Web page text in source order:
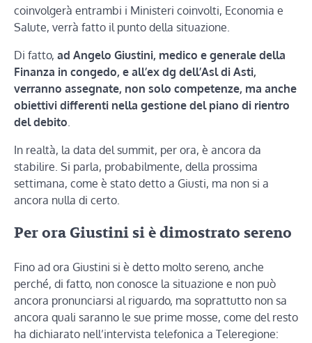
coinvolgerà entrambi i Ministeri coinvolti, Economia e
Salute, verrà fatto il punto della situazione.
Di fatto, ad Angelo Giustini, medico e generale della
Finanza in congedo, e all’ex dg dell’Asl di Asti,
verranno assegnate, non solo competenze, ma anche
obiettivi differenti nella gestione del piano di rientro
del debito
In realtà, la data del summit, per ora, è ancora da
stabilire. Si parla, probabilmente, della prossima
settimana, come è stato detto a Giusti, ma non si a
ancora nulla di certo.
Per ora Giustini si è dimostrato sereno
Fino ad ora Giustini si è detto molto sereno, anche
perché, di fatto, non conosce la situazione e non può
ancora pronunciarsi al riguardo, ma soprattutto non sa
ancora quali saranno le sue prime mosse, come del resto
ha dichiarato nell’intervista telefonica a Teleregione: